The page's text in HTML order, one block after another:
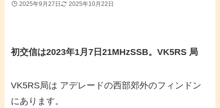
2025年9月27日 2025年10月22日
初交信は2023年1月7日21MHzSSB。VK5RS 局
VK5RS局は アデレードの西部郊外のフィンドン
にあります。